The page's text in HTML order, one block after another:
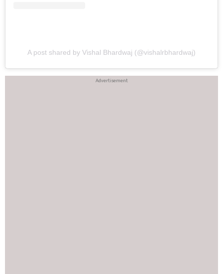
A post shared by Vishal Bhardwaj (@vishalrbhardwaj)